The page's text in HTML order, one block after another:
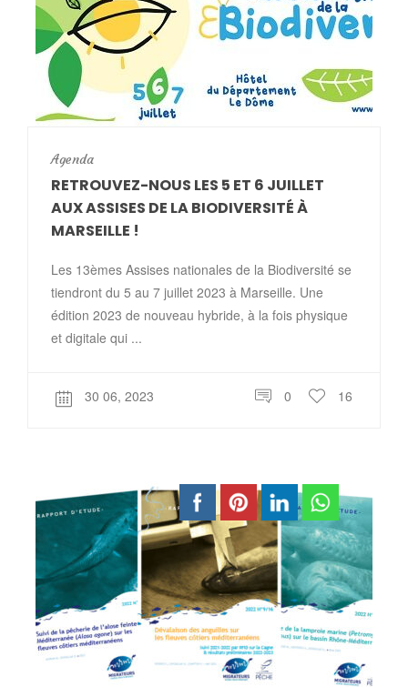
Agenda
RETROUVEZ-NOUS LES 5 ET 6 JUILLET
AUX ASSISES DE LA BIODIVERSITÉ À
MARSEILLE !
Les 13èmes Assises nationales de la Biodiversité se
tiendront du 5 au 7 juillet 2023 à Marseille. Une
édition 2023 de nouveau hybride, à la fois physique
et digitale qui ...
30 06, 2023 0 16